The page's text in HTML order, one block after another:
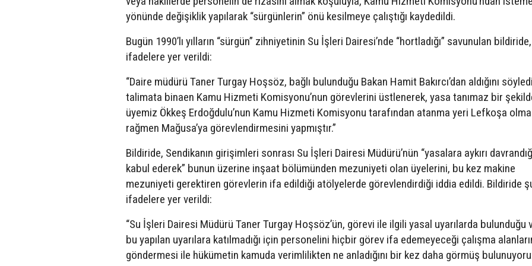
yönünde değişiklik yapılarak “sürgünlerin” önü kesilmeye çalıştığı kaydedildi.
Bugün 1990’lı yılların “sürgün” zihniyetinin Su İşleri Dairesi’nde “hortladığı” savunulan
ifadelere yer verildi:
“Daire müdürü Taner Turgay Hoşsöz, bağlı bulunduğu Bakan Hamit Bakırcı’dan aldığını
talimata binaen Kamu Hizmeti Komisyonu’nun görevlerini üstlenerek, yasa tanımaz bir
üyemiz Ökkeş Erdoğdulu’nun Kamu Hizmeti Komisyonu tarafından atanma yeri Lefkoşa
rağmen Mağusa’ya görevlendirmesini yapmıştır.”
Bildiride, Sendikanın girişimleri sonrası Su İşleri Dairesi Müdürü’nün “yasalara aykırı
kabul ederek” bunun üzerine inşaat bölümünden mezuniyeti olan üyelerini, bu kez makine
mezuniyeti gerektiren görevlerin ifa edildiği atölyelerde görevlendirdiği iddia edildi. Bildiride
ifadelere yer verildi:
“Su İşleri Dairesi Müdürü Taner Turgay Hoşsöz’ün, görevi ile ilgili yasal uyarılarda bulunduğu
bu yapılan uyarılara katılmadığı için personelini hiçbir görev ifa edemeyeceği çalışma
göndermesi ile hükümetin kamuda verimlilikten ne anladığını bir kez daha görmüş